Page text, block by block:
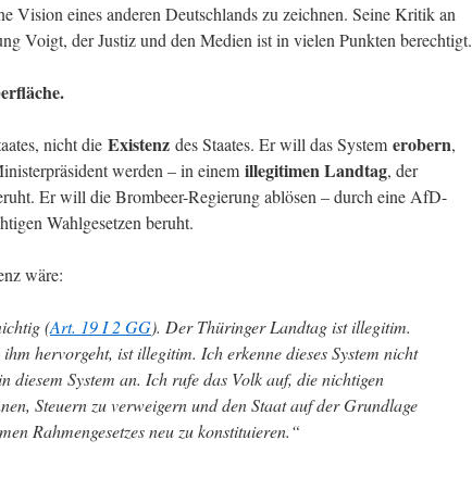
Vision eines anderen Deutschlands zu zeichnen. Seine Kritik an
Voigt, der Justiz und den Medien ist in vielen Punkten berechtigt.
nicht die Existenz des Staates. Er will das System erobern,
werden – in einem illegitimen Landtag, der
Er will die Brombeer-Regierung ablösen – durch eine AfD-
Wahlgesetzen beruht.
wäre:
(Art. 19 I 2 GG). Der Thüringer Landtag ist illegitim.
hervorgeht, ist illegitim. Ich erkenne dieses System nicht
diesem System an. Ich rufe das Volk auf, die nichtigen
Steuern zu verweigern und den Staat auf der Grundlage
Rahmengesetzes neu zu konstituieren.“